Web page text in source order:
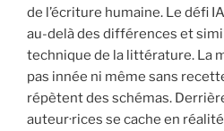
de l’écriture humaine. Le défi
au-delà des différences et
technique de la littérature. La
pas innée ni même sans
répètent des schémas.
auteur·rices se cache en